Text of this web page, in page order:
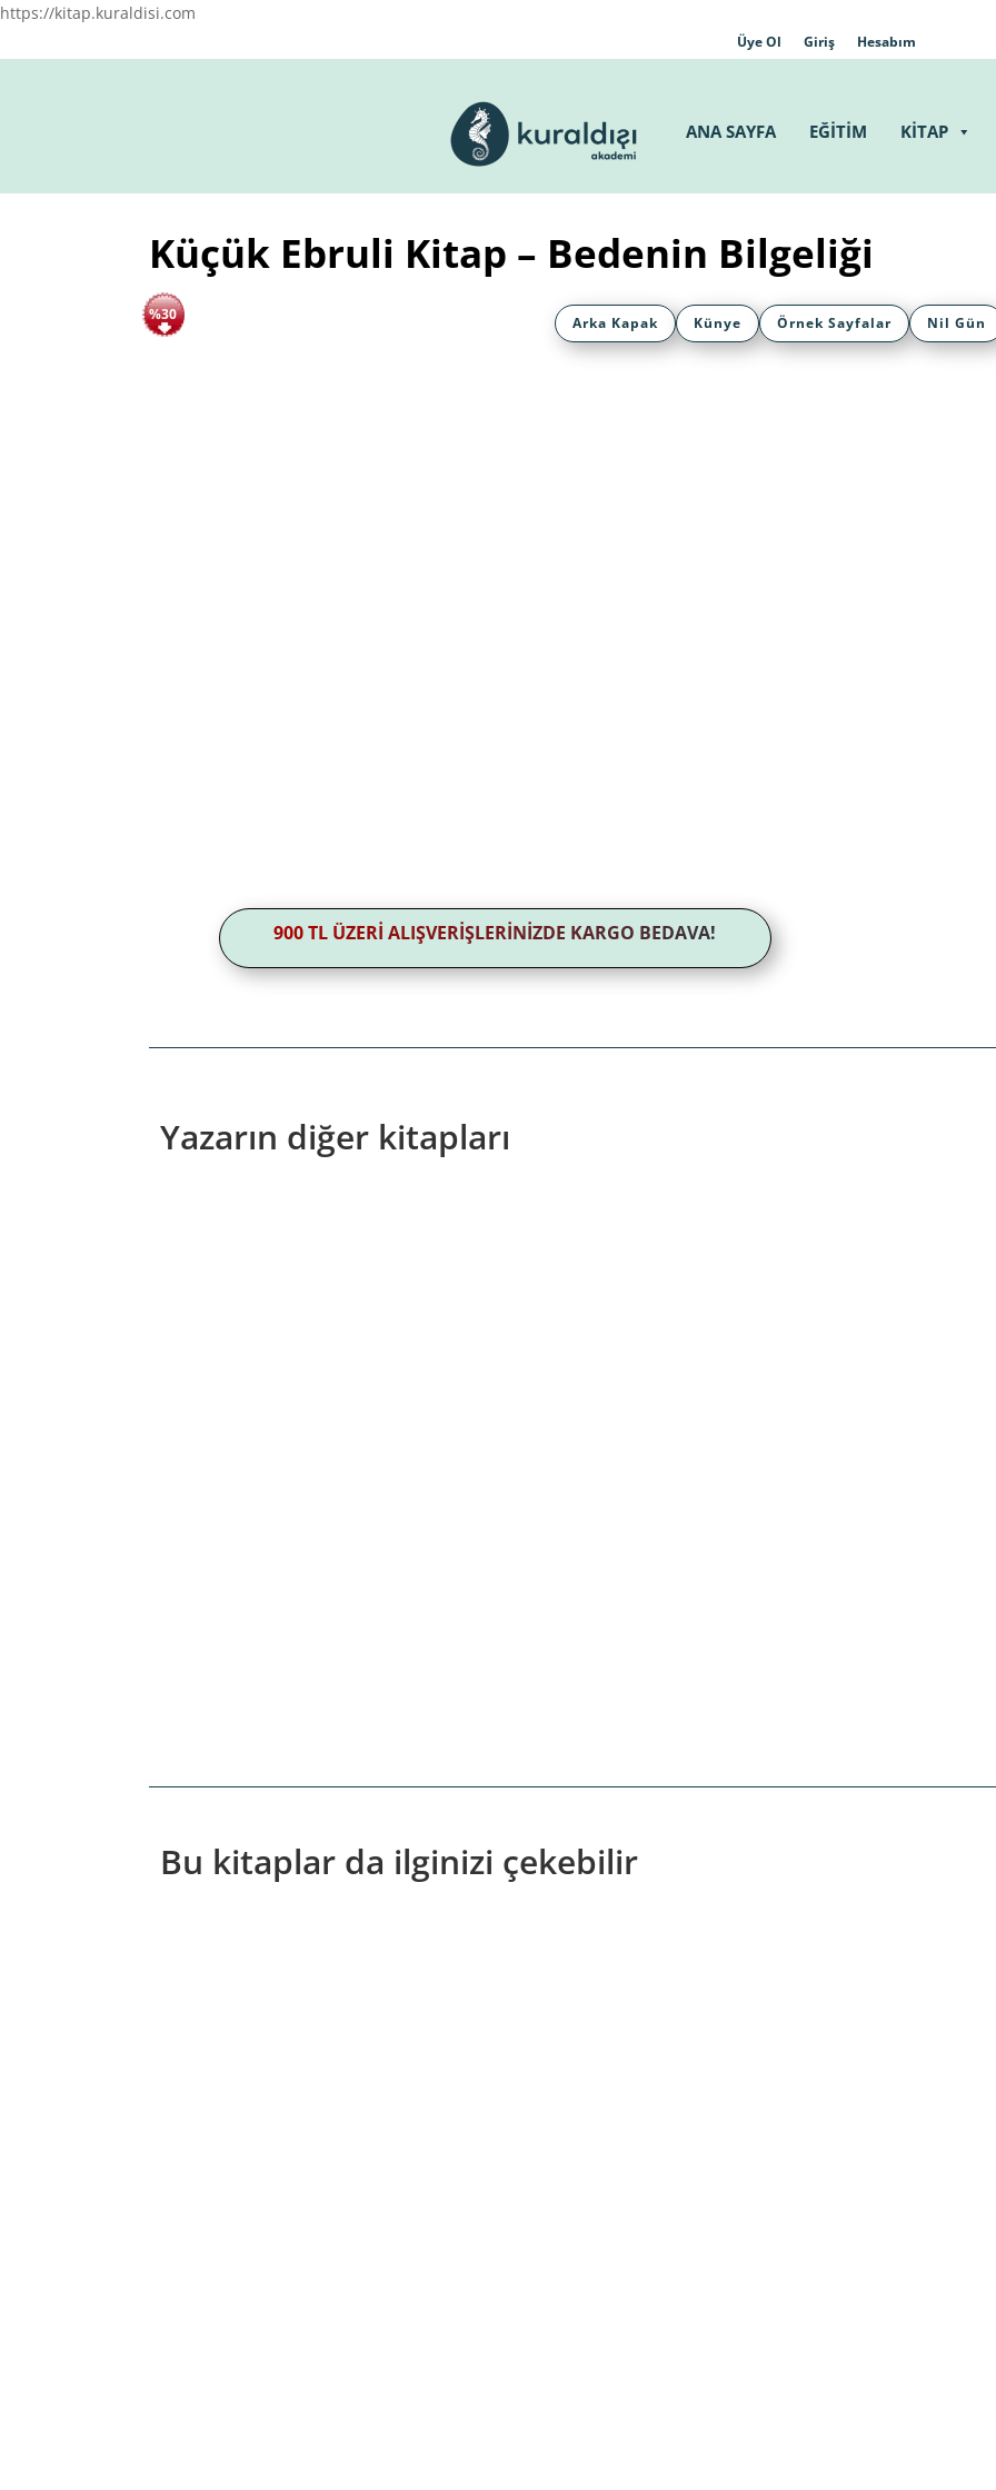
https://kitap.kuraldisi.com
Üye Ol Giriş Hesabım
ANA SAYFA EĞİTİM KİTAP
Küçük Ebruli Kitap – Bedenin Bilgeliği
%30 Arka Kapak Künye Örnek Sayfalar Nil Gün
900 TL ÜZERİ ALIŞVERİŞLERİNİZDE KARGO BEDAVA!
Yazarın diğer kitapları
Bu kitaplar da ilginizi çekebilir